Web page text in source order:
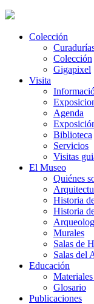
Colección
Colección
Gigapixel
Visita
Agenda
Biblioteca
Servicios
Visitas
El Museo
Quiénes
Historia
Historia
Murales
Salas de
Salas del
Educación
Glosario
Publicaciones